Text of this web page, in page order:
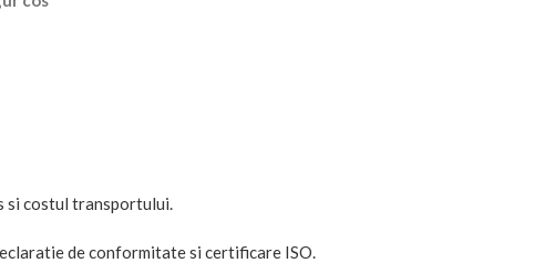
si costul transportului.
de conformitate si certificare ISO.